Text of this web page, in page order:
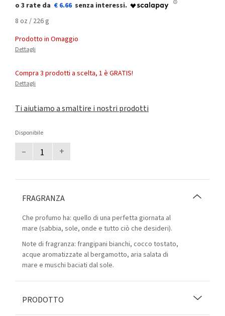
€ 6.66
8 oz / 226 g
Prodotto in Omaggio
Dettagli
Compra 3 prodotti a scelta, 1 è GRATIS!
Dettagli
Ti aiutiamo a smaltire i nostri prodotti
Disponibile
– +
FRAGRANZA
Che profumo ha: quello di una perfetta giornata al
mare (sabbia, sole, onde e tutto ciò che desideri).
Note di fragranza: frangipani bianchi, cocco tostato,
acque aromatizzate al bergamotto, aria salata di
mare e muschi baciati dal sole.
PRODOTTO